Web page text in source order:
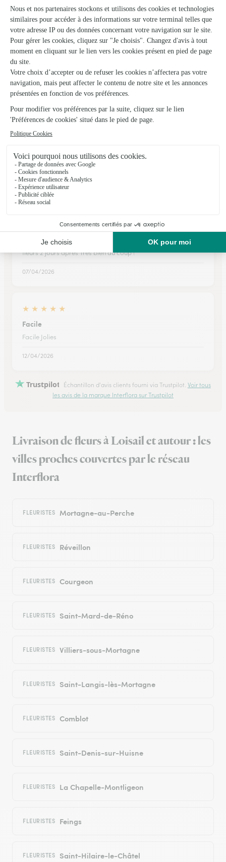
Loisail
★ ★ ★ ★
★
Rapide et facile
Rapide et facile
02/03/2026
★ ★ ★ ★
Facile et agréable !
10/04/2026
Le premier envoi n était pas bon et…
Le premier envoi n était pas bon et Interflora a renvoyé les
fleurs 2 jours après Très bien du coup !
07/04/2026
★ ★ ★ ★ ★
Facile
Facile Jolies
12/04/2026
Trustpilot Échantillon d'avis clients fourni via Trustpilot. Voir tous
les avis de la marque Interflora sur Trustpilot
Livraison de fleurs à Loisail et autour : les
villes proches couvertes par le réseau
Interflora
FLEURISTES Mortagne-au-Perche
FLEURISTES Réveillon
FLEURISTES Courgeon
FLEURISTES Saint-Mard-de-Réno
FLEURISTES Villiers-sous-Mortagne
FLEURISTES Saint-Langis-lès-Mortagne
FLEURISTES Comblot
FLEURISTES Saint-Denis-sur-Huisne
FLEURISTES La Chapelle-Montligeon
FLEURISTES Feings
FLEURISTES Saint-Hilaire-le-Châtel